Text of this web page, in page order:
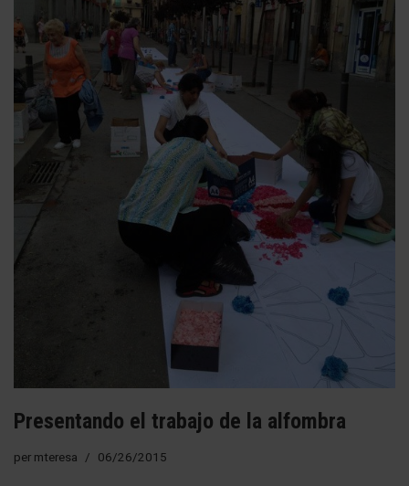
Presentando el trabajo de la alfombra
per mteresa 06/26/2015